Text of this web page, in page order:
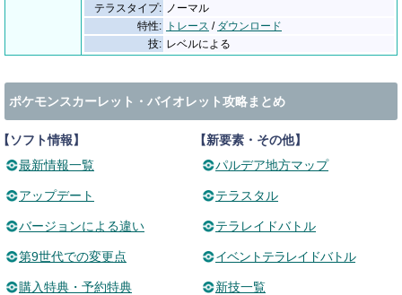
テラスタイプ:
ノーマル
特性:
トレース / ダウンロード
技: レベルによる
ポケモンスカーレット・バイオレット攻略まとめ
ソフト情報】
最新情報一覧
アップデート
バージョンによる違い
第9世代での変更点
購入特典・予約特典
【新要素・その他】
パルデア地方マップ
テラスタル
テラレイドバトル
イベントテラレイドバトル
新技一覧